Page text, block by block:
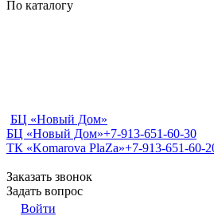
По каталогу
БЦ «Новый Дом»
БЦ «Новый Дом»+7-913-651-60-30
ТК «Komarova PlaZa»+7-913-651-60-
Заказать звонок
Задать вопрос
Войти